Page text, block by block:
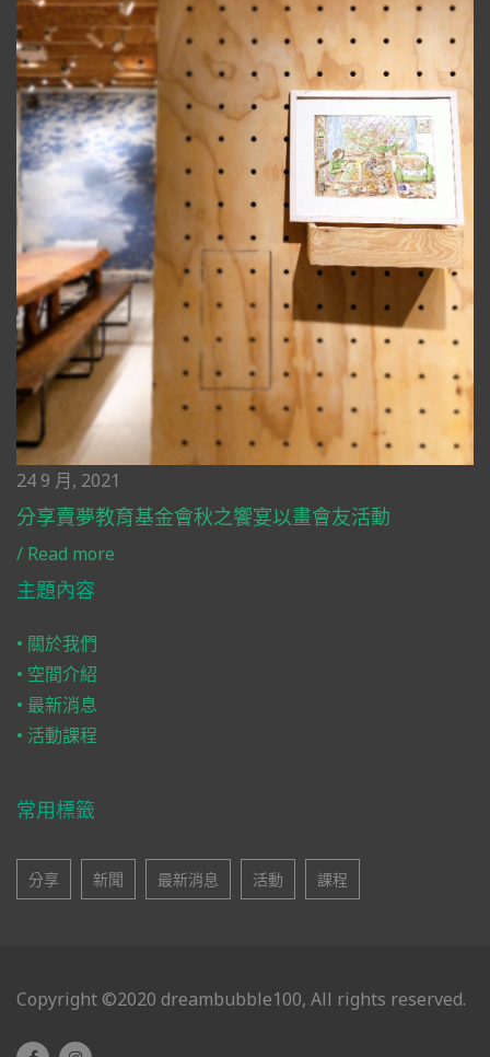
24 9 月, 2021
分享賣夢教育基金會秋之饗宴以畫會友活動
/ Read more
主題內容
• 關於我們
• 空間介紹
• 最新消息
• 活動課程
常用標籤
分享 新聞 最新消息 活動 課程
Copyright ©2020 dreambubble100, All rights reserved.